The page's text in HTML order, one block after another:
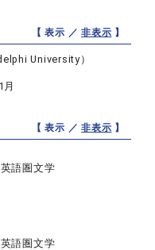
【 表示 ／非表示 】
University）
【 表示 ／非表示 】
語圏文学
語圏文学